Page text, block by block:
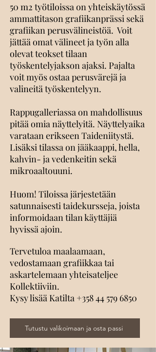
50 m2 työtiloissa on yhteiskäytössä
ammattitason grafiikanprässi sekä
grafiikan perusvälineistöä. Voit
jättää omat välineet ja työn alla
olevat teokset tilaan
työskentelyjakson ajaksi. Pajalta
voit myös ostaa perusvärejä ja
valineitä työskentelyyn.
Rappugalleriassa on mahdollisuus
pitää omia näyttelyitä. Näyttelyaika
varataan erikseen Taideniitystä.
Lisäksi tilassa on jääkaappi, hella,
kahvin- ja vedenkeitin sekä
mikroaaltouuni.
Huom! Tiloissa järjestetään
satunnaisesti taidekursseja, joista
informoidaan tilan käyttäjiä
hyvissä ajoin.
Tervetuloa maalaamaan,
vedostamaan grafiikkaa tai
askartelemaan yhteisateljee
Kollektiiviin.​
Kysy lisää Katilta +358 44 579 6850
Tutustu valikoimaan ja osta passi